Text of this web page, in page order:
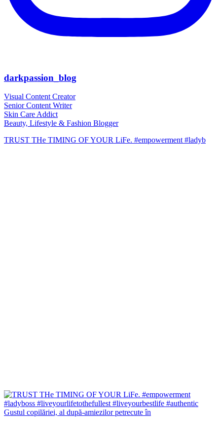
darkpassion_blog
Visual Content Creator
Senior Content Writer
Skin Care Addict
Beauty, Lifestyle & Fashion Blogger
TRUST THe TIMING OF YOUR LiFe. #empowerment #ladyb
Gustul copilăriei, al după-amiezilor petrecute în